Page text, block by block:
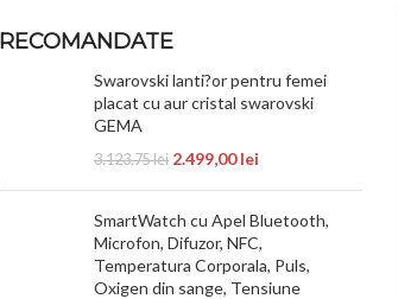
RECOMANDATE
Swarovski lanti?or pentru femei
placat cu aur cristal swarovski
GEMA
3.123,75lei 2.499,00lei
SmartWatch cu Apel Bluetooth,
Microfon, Difuzor, NFC,
Temperatura Corporala, Puls,
Oxigen din sange, Tensiune